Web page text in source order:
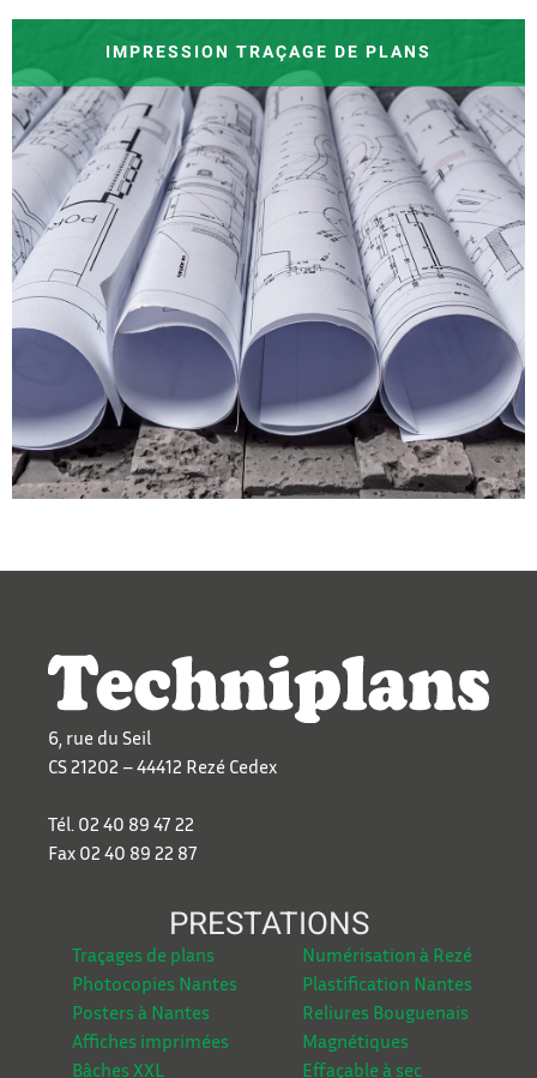
IMPRESSION TRAÇAGE DE PLANS
6, rue du Seil
CS 21202 – 44412 Rezé Cedex
Tél. 02 40 89 47 22
Fax 02 40 89 22 87
PRESTATIONS
Traçages de plans
Photocopies Nantes
Posters à Nantes
Affiches imprimées
Bâches XXL
Numérisation à Rezé
Plastification Nantes
Reliures Bouguenais
Magnétiques
Effaçable à sec